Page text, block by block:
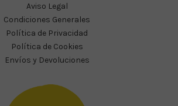
Aviso Legal
Condiciones Generales
Política de Privacidad
Política de Cookies
Envíos y Devoluciones